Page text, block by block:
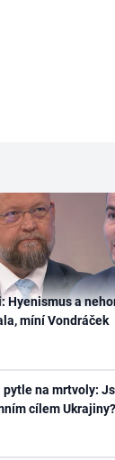
Hyenismus a
míní Vondráček
pytle na mrtvoly:
cílem Ukrajiny?